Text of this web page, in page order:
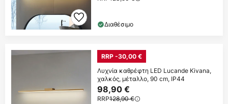
Διαθέσιμο
RRP -30,00 €
Λυχνία καθρέφτη LED Lucande Kivana,
χαλκός, μέταλλο, 90 cm, IP44
98,90 €
RRP128,90 €